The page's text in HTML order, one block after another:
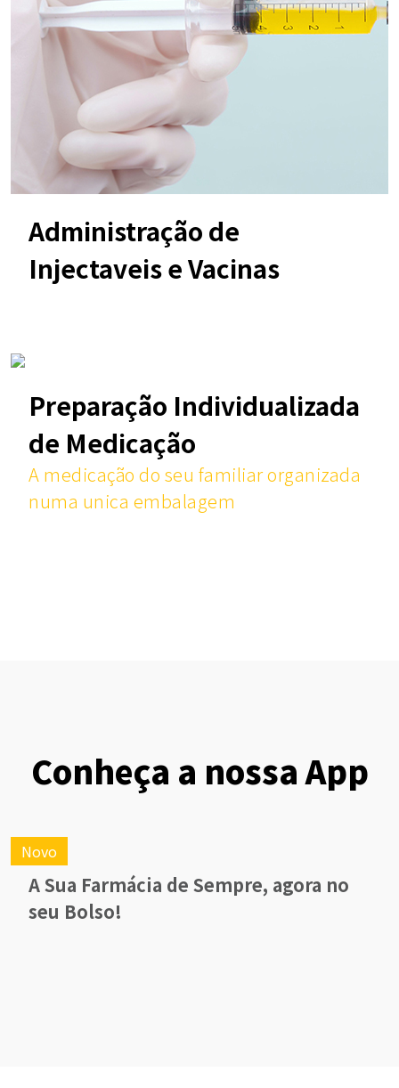
Administração de
Injectaveis e Vacinas
Preparação Individualizada
de Medicação
A medicação do seu familiar organizada
numa unica embalagem
Conheça a nossa App
Novo
A Sua Farmácia de Sempre, agora no
seu Bolso!